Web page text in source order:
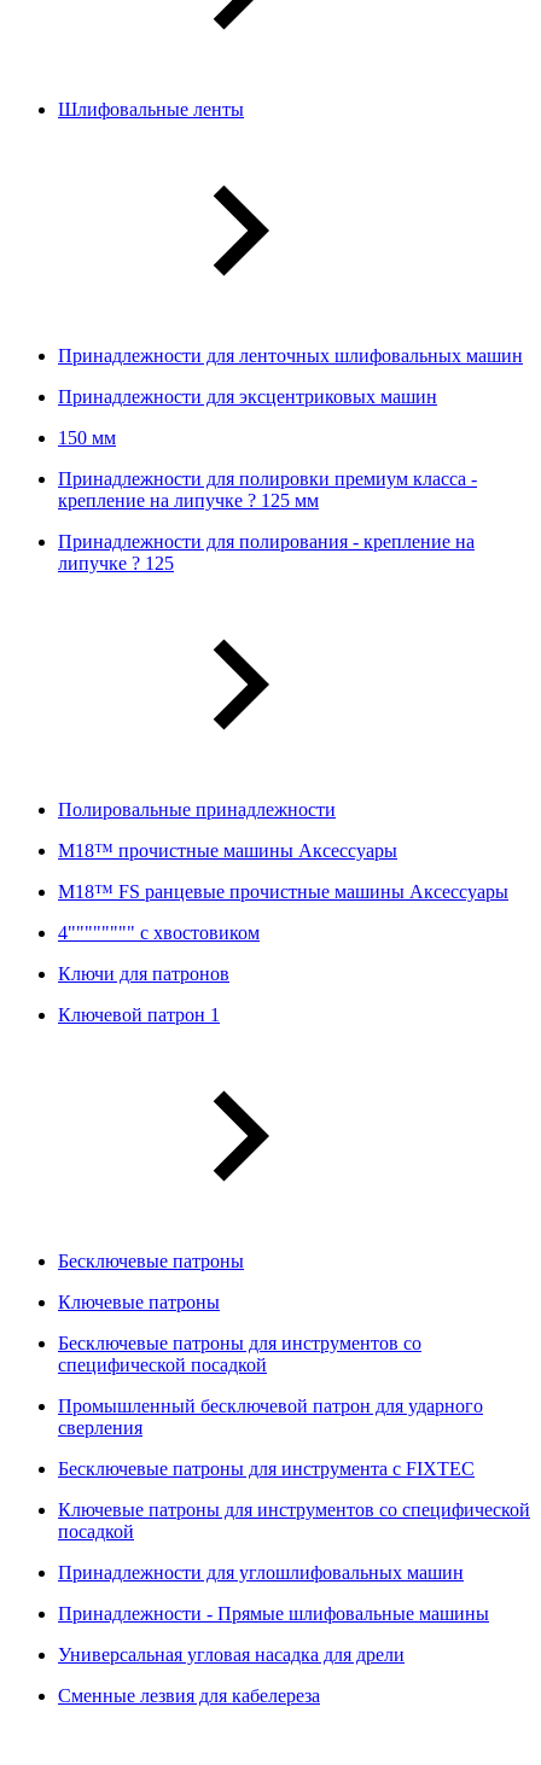
Шлифовальные ленты
Принадлежности для ленточных шлифовальных машин
Принадлежности для эксцентриковых машин
150 мм
Принадлежности для полировки премиум класса -
крепление на липучке ? 125 мм
Принадлежности для полирования - крепление на
липучке ? 125
Полировальные принадлежности
M18™ прочистные машины Аксессуары
M18™ FS ранцевые прочистные машины Аксессуары
4"""""""" с хвостовиком
Ключи для патронов
Ключевой патрон 1
Бесключевые патроны
Ключевые патроны
Бесключевые патроны для инструментов со
специфической посадкой
Промышленный бесключевой патрон для ударного
сверления
Бесключевые патроны для инструмента с FIXTEC
Ключевые патроны для инструментов со специфической
посадкой
Принадлежности для углошлифовальных машин
Принадлежности - Прямые шлифовальные машины
Универсальная угловая насадка для дрели
Сменные лезвия для кабелереза